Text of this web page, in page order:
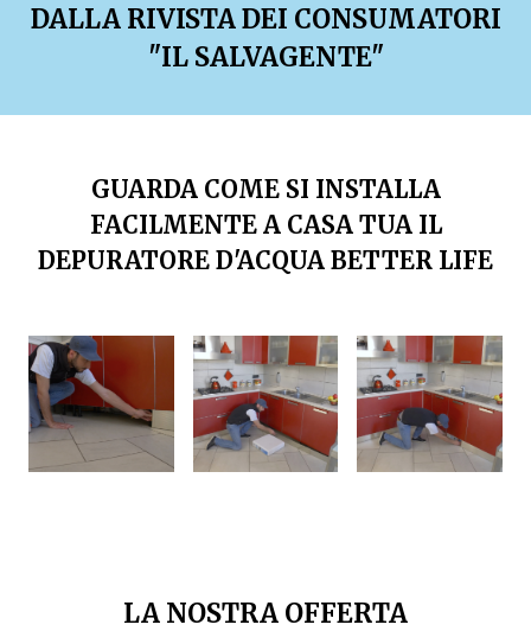
DALLA RIVISTA DEI CONSUMATORI
"IL SALVAGENTE"
GUARDA COME SI INSTALLA
FACILMENTE A CASA TUA IL
DEPURATORE D'ACQUA BETTER LIFE
LA NOSTRA OFFERTA